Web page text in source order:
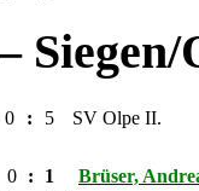
Siegen/
0 : 5 SV Olpe II.
0 : 1
Brüser,